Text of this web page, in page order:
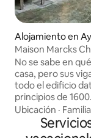
Alojamiento en Ay
Maison Marcks
antiguo de Ay
No se sabe en
casa, pero sus
todo el edificio
principios de
ofrecen un
pero muy
patio tiene una
Ubicación ·